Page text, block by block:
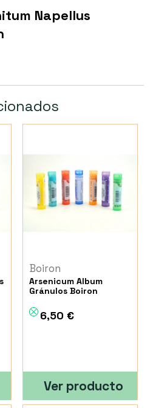
Napellus
Boiron
Arsenicum Album
Gránulos Boiron
6,50 €
Ver producto